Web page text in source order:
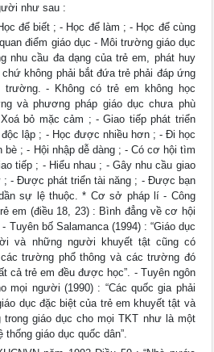
như sau :
để biết ; - Học để làm ; - Học để cùng
điểm giáo dục - Môi trường giáo dục
nhu cầu đa dạng của trẻ em, phát huy
không phải bắt đứa trẻ phải đáp ứng
- Không có trẻ em không học
và phương pháp giáo dục chưa phù
bỏ mặc cảm ; - Giao tiếp phát triển
lập ; - Học được nhiều hơn ; - Đi học
bè ; - Hội nhập dễ dàng ; - Có cơ hội tìm
tiếp ; - Hiểu nhau ; - Gây nhu cầu giao
; - Được phát triển tài năng ; - Được bạn
sự lệ thuộc. * Cơ sở pháp lí - Công
em (điều 18, 23) : Bình đẳng về cơ hội
Tuyên bố Salamanca (1994) : “Giáo dục
và những người khuyết tật cũng có
trường phổ thông và các trường đó
cả trẻ em đều được học”. - Tuyên ngôn
mọi người (1990) : “Các quốc gia phải
dục đặc biệt của trẻ em khuyết tật và
trong giáo dục cho mọi TKT như là một
thống giáo dục quốc dân”.